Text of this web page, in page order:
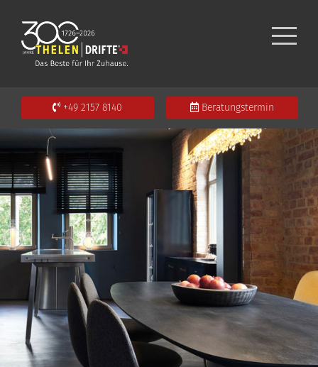
+49 2157 8140 Beratungstermin